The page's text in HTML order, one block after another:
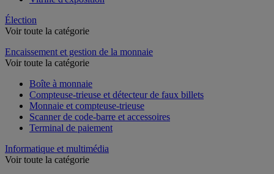
Élection
Voir toute la catégorie
Encaissement et gestion de la monnaie
Voir toute la catégorie
Boîte à monnaie
Compteuse-trieuse et détecteur de faux billets
Monnaie et compteuse-trieuse
Scanner de code-barre et accessoires
Terminal de paiement
Informatique et multimédia
Voir toute la catégorie